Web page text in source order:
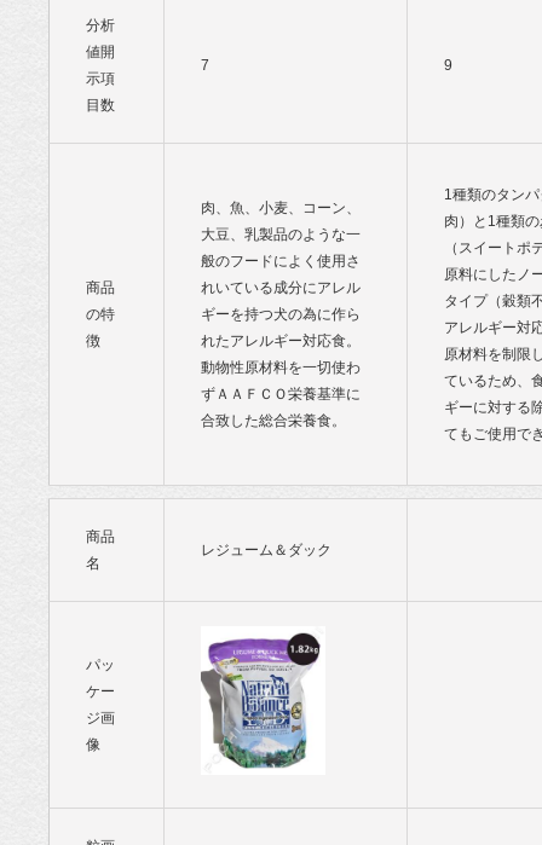
分析
値開
示項
目数
7 9
商品
の特
徴
肉、魚、小麦、コーン、
大豆、乳製品のような一
般のフードによく使用さ
れいている成分にアレル
ギーを持つ犬の為に作ら
れたアレルギー対応食。
動物性原材料を一切使わ
ずＡＡＦＣＯ栄養基準に
合致した総合栄養食。
1種類のタン
肉）と1種類
（スイートポ
原料にしたノ
タイプ（穀類
アレルギー対
原材料を制限
ているため、
ギーに対する
てもご使用で
商品
名
レジューム＆ダック
パッ
ケー
ジ画
像